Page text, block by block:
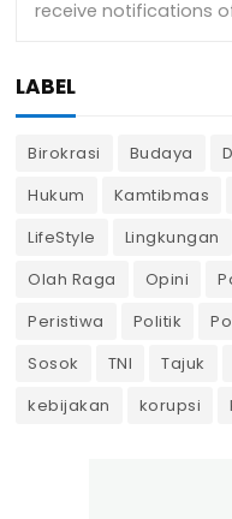
LABEL
Birokrasi Budaya
Hukum
Kamtibmas
LifeStyle
Lingkungan
Olah Raga
Opini
Peristiwa
Politik
Sosok
TNI Tajuk
kebijakan
korupsi